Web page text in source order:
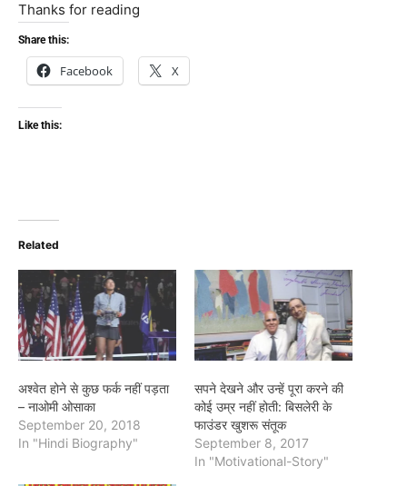
Thanks for reading
Share this:
Facebook X
Like this:
Related
अश्वेत होने से कुछ फर्क नहीं पड़ता
– नाओमी ओसाका
September 20, 2018
In "Hindi Biography"
सपने देखने और उन्हें पूरा करने की
कोई उम्र नहीं होती: बिसलेरी के
फाउंडर खुशरू संतूक
September 8, 2017
In "Motivational-Story"